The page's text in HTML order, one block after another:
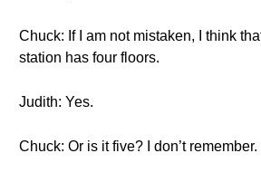
Chuck: If I am not mistaken, I think
station has four floors.
Judith: Yes.
Chuck: Or is it five? I don’t remember.